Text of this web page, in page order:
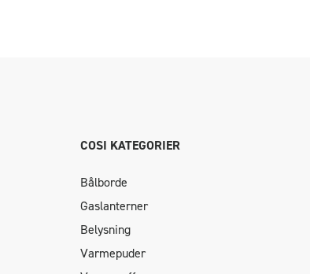
COSI KATEGORIER
Bålborde
Gaslanterner
Belysning
Varmepuder